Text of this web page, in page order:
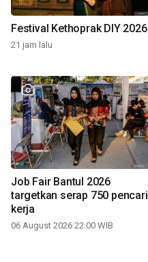
Festival Kethoprak DIY 2026
21 jam lalu
Job Fair Bantul 2026
targetkan serap 750 pencari
kerja
06 August 2026 22:00 WIB